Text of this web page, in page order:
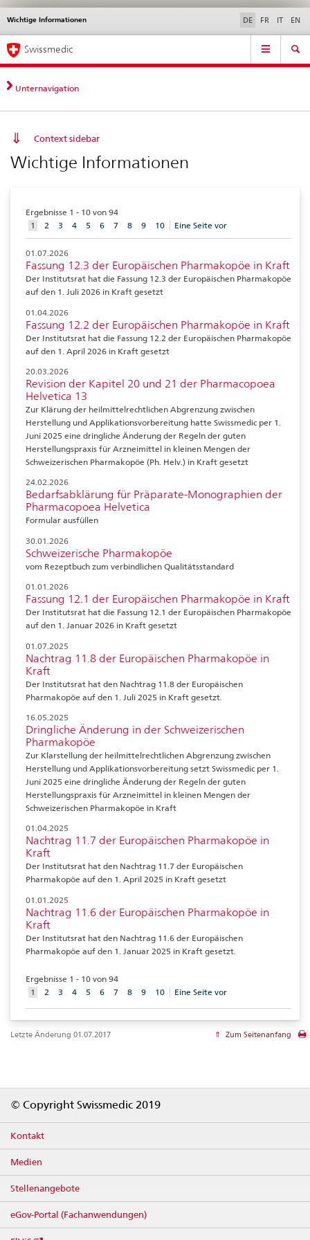
Direktnavigation
News,
Rechtsgrundlagen,
Kontakt
News & Updates Kontakt | Support & Hilfe
Wichtige Informationen
Sprachwahl DE FR IT EN
Service
Hauptnavigation
Swissmedic
Unternavigation
Context sidebar
Wichtige Informationen
Ergebnisse 1 - 10 von 94
1 aktuelles
Element
2 3 4 5 6 7 8 9 10 Eine Seite vor
01.07.2026
Fassung 12.3 der Europäischen Pharmakopöe in Kraft
Der Institutsrat hat die Fassung 12.3 der Europäischen Pharmakopöe
auf den 1. Juli 2026 in Kraft gesetzt
01.04.2026
Fassung 12.2 der Europäischen Pharmakopöe in Kraft
Der Institutsrat hat die Fassung 12.2 der Europäischen Pharmakopöe
auf den 1. April 2026 in Kraft gesetzt
20.03.2026
Revision der Kapitel 20 und 21 der Pharmacopoea
Helvetica 13
Zur Klärung der heilmittelrechtlichen Abgrenzung zwischen
Herstellung und Applikationsvorbereitung hatte Swissmedic per 1.
Juni 2025 eine dringliche Änderung der Regeln der guten
Herstellungspraxis für Arzneimittel in kleinen Mengen der
Schweizerischen Pharmakopöe (Ph. Helv.) in Kraft gesetzt
24.02.2026
Bedarfsabklärung für Präparate-Monographien der
Pharmacopoea Helvetica
Formular ausfüllen
30.01.2026
Schweizerische Pharmakopöe
vom Rezeptbuch zum verbindlichen Qualitätsstandard
01.01.2026
Fassung 12.1 der Europäischen Pharmakopöe in Kraft
Der Institutsrat hat die Fassung 12.1 der Europäischen Pharmakopöe
auf den 1. Januar 2026 in Kraft gesetzt
01.07.2025
Nachtrag 11.8 der Europäischen Pharmakopöe in
Kraft
Der Institutsrat hat den Nachtrag 11.8 der Europäischen
Pharmakopöe auf den 1. Juli 2025 in Kraft gesetzt.
16.05.2025
Dringliche Änderung in der Schweizerischen
Pharmakopöe
Zur Klarstellung der heilmittelrechtlichen Abgrenzung zwischen
Herstellung und Applikationsvorbereitung setzt Swissmedic per 1.
Juni 2025 eine dringliche Änderung der Regeln der guten
Herstellungspraxis für Arzneimittel in kleinen Mengen der
Schweizerischen Pharmakopöe in Kraft
01.04.2025
Nachtrag 11.7 der Europäischen Pharmakopöe in
Kraft
Der Institutsrat hat den Nachtrag 11.7 der Europäischen
Pharmakopöe auf den 1. April 2025 in Kraft gesetzt
01.01.2025
Nachtrag 11.6 der Europäischen Pharmakopöe in
Kraft
Der Institutsrat hat den Nachtrag 11.6 der Europäischen
Pharmakopöe auf den 1. Januar 2025 in Kraft gesetzt.
Ergebnisse 1 - 10 von 94
1 aktuelles
Element
2 3 4 5 6 7 8 9 10 Eine Seite vor
Letzte Änderung 01.07.2017 Zum Seitenanfang
© Copyright Swissmedic 2019
Kontakt
Medien
Stellenangebote
eGov-Portal (Fachanwendungen)